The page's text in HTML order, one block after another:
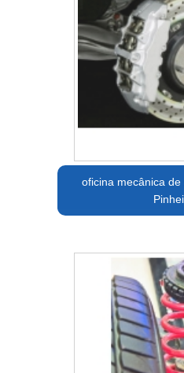
oficina mecânica